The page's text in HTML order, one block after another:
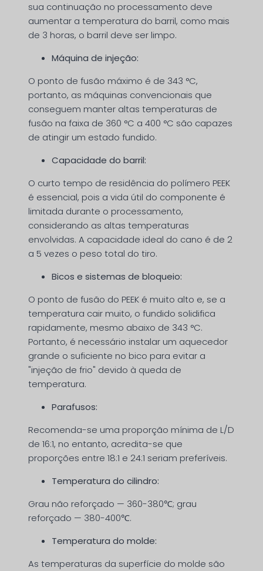
sua continuação no processamento deve
aumentar a temperatura do barril, como mais
de 3 horas, o barril deve ser limpo.
Máquina de injeção:
O ponto de fusão máximo é de 343 °C,
portanto, as máquinas convencionais que
conseguem manter altas temperaturas de
fusão na faixa de 360 °C a 400 °C são capazes
de atingir um estado fundido.
Capacidade do barril:
O curto tempo de residência do polímero PEEK
é essencial, pois a vida útil do componente é
limitada durante o processamento,
considerando as altas temperaturas
envolvidas. A capacidade ideal do cano é de 2
a 5 vezes o peso total do tiro.
Bicos e sistemas de bloqueio:
O ponto de fusão do PEEK é muito alto e, se a
temperatura cair muito, o fundido solidifica
rapidamente, mesmo abaixo de 343 °C.
Portanto, é necessário instalar um aquecedor
grande o suficiente no bico para evitar a
"injeção de frio" devido à queda de
temperatura.
Parafusos:
Recomenda-se uma proporção mínima de L/D
de 16:1, no entanto, acredita-se que
proporções entre 18:1 e 24:1 seriam preferíveis.
Temperatura do cilindro:
Grau não reforçado — 360-380℃; grau
reforçado — 380-400℃.
Temperatura do molde:
As temperaturas da superfície do molde são